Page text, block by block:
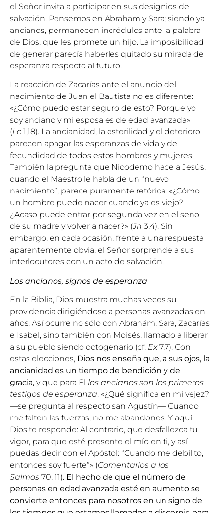
el Señor invita a participar en sus designios de
salvación. Pensemos en Abraham y Sara; siendo ya
ancianos, permanecen incrédulos ante la palabra
de Dios, que les promete un hijo. La imposibilidad
de generar parecía haberles quitado su mirada de
esperanza respecto al futuro.
La reacción de Zacarías ante el anuncio del
nacimiento de Juan el Bautista no es diferente:
«¿Cómo puedo estar seguro de esto? Porque yo
soy anciano y mi esposa es de edad avanzada»
(Lc 1,18). La ancianidad, la esterilidad y el deterioro
parecen apagar las esperanzas de vida y de
fecundidad de todos estos hombres y mujeres.
También la pregunta que Nicodemo hace a Jesús,
cuando el Maestro le habla de un “nuevo
nacimiento”, parece puramente retórica: «¿Cómo
un hombre puede nacer cuando ya es viejo?
¿Acaso puede entrar por segunda vez en el seno
de su madre y volver a nacer?» (Jn 3,4). Sin
embargo, en cada ocasión, frente a una respuesta
aparentemente obvia, el Señor sorprende a sus
interlocutores con un acto de salvación.
Los ancianos, signos de esperanza
En la Biblia, Dios muestra muchas veces su
providencia dirigiéndose a personas avanzadas en
años. Así ocurre no sólo con Abrahám, Sara, Zacarías
e Isabel, sino también con Moisés, llamado a liberar
a su pueblo siendo octogenario (cf. Ex7,7). Con
estas elecciones, Dios nos enseña que, a sus ojos, la
ancianidad es un tiempo de bendición y de
gracia, y que para Él los ancianos son los primeros
testigos de esperanza. «¿Qué significa en mi vejez?
—se pregunta al respecto san Agustín— Cuando
me falten las fuerzas, no me abandones. Y aquí
Dios te responde: Al contrario, que desfallezca tu
vigor, para que esté presente el mío en ti, y así
puedas decir con el Apóstol: “Cuando me debilito,
entonces soy fuerte”» (Comentarios a los
Salmos 70, 11). El hecho de que el número de
personas en edad avanzada esté en aumento se
convierte entonces para nosotros en un signo de